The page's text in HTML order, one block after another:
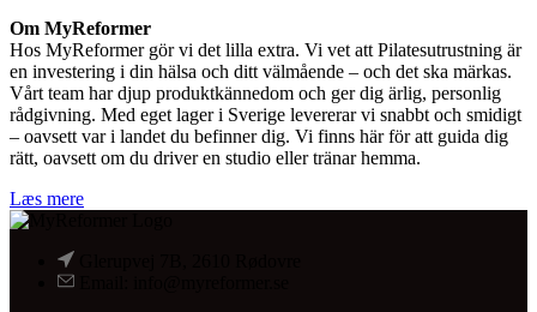
Om MyReformer
Hos MyReformer gör vi det lilla extra. Vi vet att Pilatesutrustning är
en investering i din hälsa och ditt välmående – och det ska märkas.
Vårt team har djup produktkännedom och ger dig ärlig, personlig
rådgivning. Med eget lager i Sverige levererar vi snabbt och smidigt
– oavsett var i landet du befinner dig. Vi finns här för att guida dig
rätt, oavsett om du driver en studio eller tränar hemma.
Læs mere